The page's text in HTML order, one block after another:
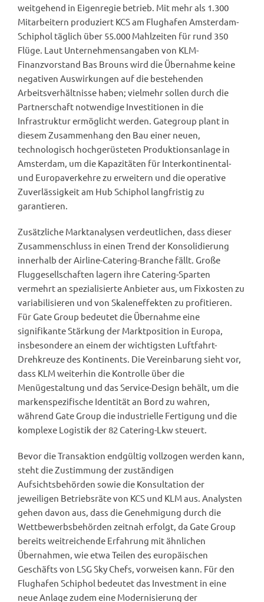
weitgehend in Eigenregie betrieb. Mit mehr als 1.300
Mitarbeitern produziert KCS am Flughafen Amsterdam-
Schiphol täglich über 55.000 Mahlzeiten für rund 350
Flüge. Laut Unternehmensangaben von KLM-
Finanzvorstand Bas Brouns wird die Übernahme keine
negativen Auswirkungen auf die bestehenden
Arbeitsverhältnisse haben; vielmehr sollen durch die
Partnerschaft notwendige Investitionen in die
Infrastruktur ermöglicht werden. Gategroup plant in
diesem Zusammenhang den Bau einer neuen,
technologisch hochgerüsteten Produktionsanlage in
Amsterdam, um die Kapazitäten für Interkontinental-
und Europaverkehre zu erweitern und die operative
Zuverlässigkeit am Hub Schiphol langfristig zu
garantieren.
Zusätzliche Marktanalysen verdeutlichen, dass dieser
Zusammenschluss in einen Trend der Konsolidierung
innerhalb der Airline-Catering-Branche fällt. Große
Fluggesellschaften lagern ihre Catering-Sparten
vermehrt an spezialisierte Anbieter aus, um Fixkosten zu
variabilisieren und von Skaleneffekten zu profitieren.
Für Gate Group bedeutet die Übernahme eine
signifikante Stärkung der Marktposition in Europa,
insbesondere an einem der wichtigsten Luftfahrt-
Drehkreuze des Kontinents. Die Vereinbarung sieht vor,
dass KLM weiterhin die Kontrolle über die
Menügestaltung und das Service-Design behält, um die
markenspezifische Identität an Bord zu wahren,
während Gate Group die industrielle Fertigung und die
komplexe Logistik der 82 Catering-Lkw steuert.
Bevor die Transaktion endgültig vollzogen werden kann,
steht die Zustimmung der zuständigen
Aufsichtsbehörden sowie die Konsultation der
jeweiligen Betriebsräte von KCS und KLM aus. Analysten
gehen davon aus, dass die Genehmigung durch die
Wettbewerbsbehörden zeitnah erfolgt, da Gate Group
bereits weitreichende Erfahrung mit ähnlichen
Übernahmen, wie etwa Teilen des europäischen
Geschäfts von LSG Sky Chefs, vorweisen kann. Für den
Flughafen Schiphol bedeutet das Investment in eine
neue Anlage zudem eine Modernisierung der